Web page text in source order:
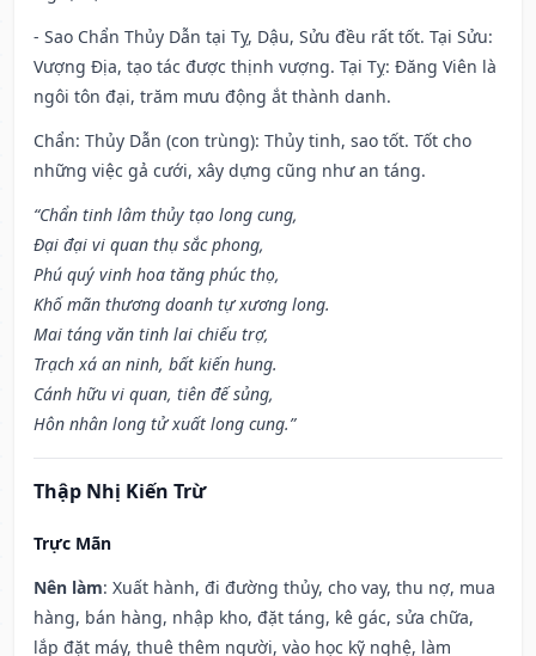
- Sao Chẩn Thủy Dẫn tại Tỵ, Dậu, Sửu đều rất tốt. Tại Sửu:
Vượng Địa, tạo tác được thịnh vượng. Tại Tỵ: Đăng Viên là
ngôi tôn đại, trăm mưu động ắt thành danh.
Chẩn: Thủy Dẫn (con trùng): Thủy tinh, sao tốt. Tốt cho
những việc gả cưới, xây dựng cũng như an táng.
“Chẩn tinh lâm thủy tạo long cung,
Đại đại vi quan thụ sắc phong,
Phú quý vinh hoa tăng phúc thọ,
Khố mãn thương doanh tự xương long.
Mai táng văn tinh lai chiếu trợ,
Trạch xá an ninh, bất kiến hung.
Cánh hữu vi quan, tiên đế sủng,
Hôn nhân long tử xuất long cung.”
Thập Nhị Kiến Trừ
Trực Mãn
Nên làm: Xuất hành, đi đường thủy, cho vay, thu nợ, mua
hàng, bán hàng, nhập kho, đặt táng, kê gác, sửa chữa,
lắp đặt máy, thuê thêm người, vào học kỹ nghệ, làm